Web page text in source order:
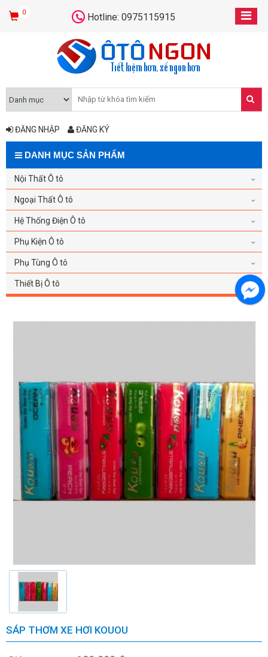
0 Hotline: 0975115915
ĐĂNG NHẬP ĐĂNG KÝ
DANH MỤC SẢN PHẨM
Nội Thất Ô tô
Ngoại Thất Ô tô
Hệ Thống Điện Ô tô
Phụ Kiện Ô tô
Phụ Tùng Ô tô
Thiết Bị Ô tô
SÁP THƠM XE HƠI KOUOU